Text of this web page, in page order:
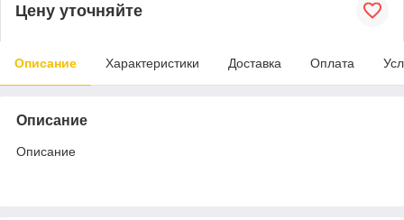
Цену уточняйте
Описание Характеристики Доставка Оплата
Описание
Описание